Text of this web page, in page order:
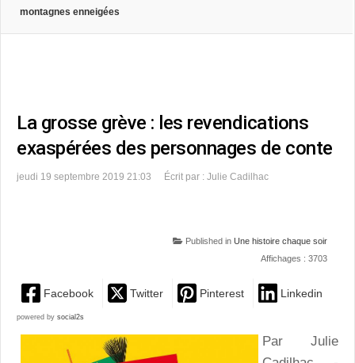
montagnes enneigées
La grosse grève : les revendications
exaspérées des personnages de conte
jeudi 19 septembre 2019 21:03 Écrit par : Julie Cadilhac
Published in Une histoire chaque soir
Affichages : 3703
Facebook Twitter Pinterest Linkedin
powered by social2s
Par Julie